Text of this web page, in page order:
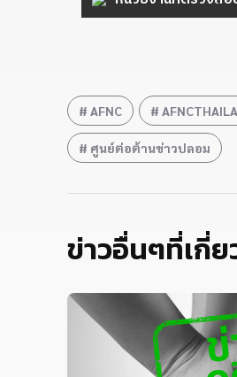
AFNC
ศูนย์ต่อต้านข่าวปลอม
ข่าวอื่นๆที่เกี่